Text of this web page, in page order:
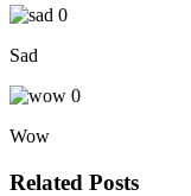
0
Sad
0
Wow
Related Posts